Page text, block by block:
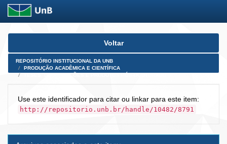
Skip
Voltar
REPOSITÓRIO INSTITUCIONAL DA UNB
PRODUÇÃO ACADÊMICA E CIENTÍFICA
Use este identificador para citar ou linkar para este item:
http://repositorio.unb.br/handle/10482/8791